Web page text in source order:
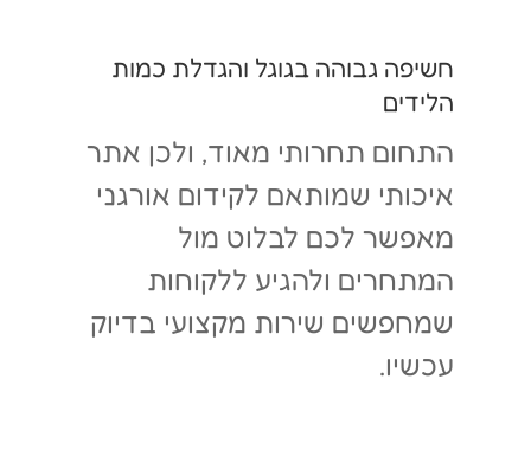
חשיפה גבוהה בגוגל והגדלת כמות
הלידים
התחום תחרותי מאוד, ולכן אתר
איכותי שמותאם לקידום אורגני
מאפשר לכם לבלוט מול
המתחרים ולהגיע ללקוחות
שמחפשים שירות מקצועי בדיוק
עכשיו.